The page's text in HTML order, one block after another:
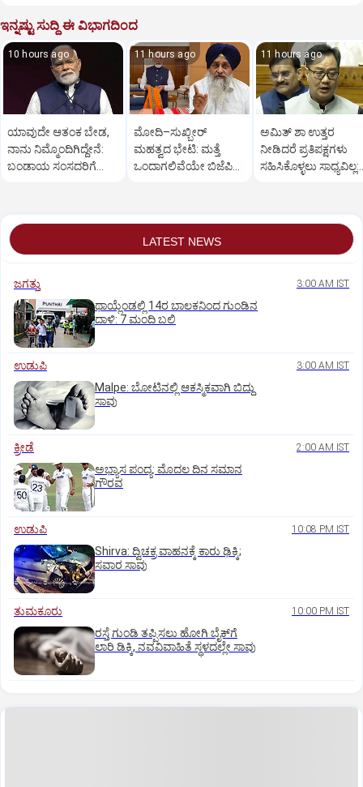
ಇನ್ನಷ್ಟು ಸುದ್ದಿ ಈ ವಿಭಾಗದಿಂದ
10 hours ago
ಯಾವುದೇ ಆತಂಕ ಬೇಡ,
ನಾನು ನಿಮ್ಮೊಂದಿಗಿದ್ದೇನೆ:
ಬಂಡಾಯ ಸಂಸದರಿಗೆ
11 hours ago
ಮೋದಿ–ಸುಖ್ಬೀರ್
ಮಹತ್ವದ ಭೇಟಿ: ಮತ್ತೆ
ಒಂದಾಗಲಿವೆಯೇ ಬಿಜೆಪಿ–
11 hours ago
ಅಮಿತ್ ಶಾ ಉತ್ತರ
ನೀಡಿದರೆ ಪ್ರತಿಪಕ್ಷಗಳು
ಸಹಿಸಿಕೊಳ್ಳಲು ಸಾಧ್ಯವಿಲ್ಲ:
LATEST NEWS
ಜಗತ್ತು 3:00 AM IST
ಥಾಯ್ಲೆಂಡಲ್ಲಿ 14ರ ಬಾಲಕನಿಂದ ಗುಂಡಿನ
ದಾಳಿ: 7 ಮಂದಿ ಬಲಿ
ಉಡುಪಿ 3:00 AM IST
Malpe: ಬೋಟಿನಲ್ಲಿ ಆಕಸ್ಮಿಕವಾಗಿ ಬಿದ್ದು
ಸಾವು
ಕ್ರೀಡೆ 2:00 AM IST
ಅಭ್ಯಾಸ ಪಂದ್ಯ: ಮೊದಲ ದಿನ ಸಮಾನ
ಗೌರವ
ಉಡುಪಿ 10:08 PM IST
Shirva: ದ್ವಿಚಕ್ರ ವಾಹನಕ್ಕೆ ಕಾರು ಢಿಕ್ಕಿ;
ಸವಾರ ಸಾವು
ತುಮಕೂರು 10:00 PM IST
ರಸ್ತೆ ಗುಂಡಿ ತಪ್ಪಿಸಲು ಹೋಗಿ ಬೈಕ್‌ಗೆ
ಲಾರಿ ಡಿಕ್ಕಿ, ನವವಿವಾಹಿತೆ ಸ್ಥಳದಲ್ಲೇ ಸಾವು